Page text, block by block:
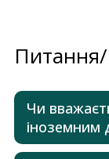
Питання/
Чи
іноземним